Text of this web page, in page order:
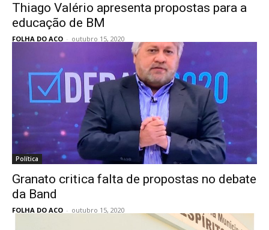
Thiago Valério apresenta propostas para a
educação de BM
FOLHA DO ACO - outubro 15, 2020
Política
Granato critica falta de propostas no debate
da Band
FOLHA DO ACO - outubro 15, 2020